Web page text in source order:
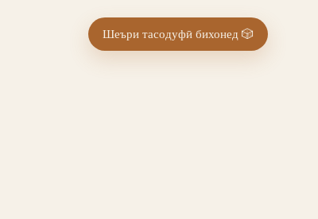
Шеъри тасодуфӣ бихонед 🎲